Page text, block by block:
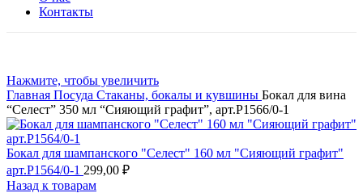
Контакты
Нажмите, чтобы увеличить
Главная Посуда Стаканы, бокалы и кувшины Бокал для вина
“Селест” 350 мл “Сияющий графит”, арт.P1566/0-1
Бокал для шампанского "Селест" 160 мл "Сияющий графит"
арт.P1564/0-1 299,00 ₽
Назад к товарам